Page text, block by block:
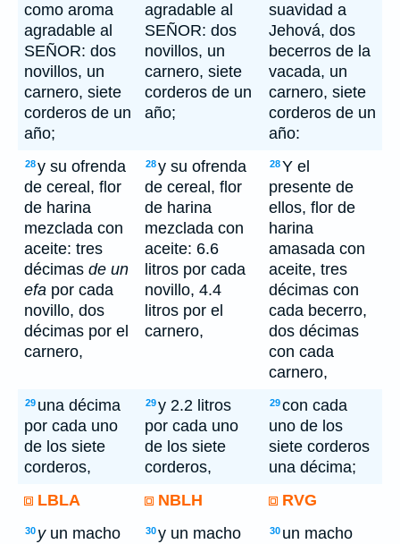
como aroma
agradable al
SEÑOR: dos
novillos, un
carnero, siete
corderos de un
año;
agradable al
SEÑOR: dos
novillos, un
carnero, siete
corderos de un
año;
suavidad a
Jehová, dos
becerros de la
vacada, un
carnero, siete
corderos de un
año:
28y su ofrenda
de cereal, flor
de harina
mezclada con
aceite: tres
décimas de un
efa por cada
novillo, dos
décimas por el
carnero,
28y su ofrenda
de cereal, flor
de harina
mezclada con
aceite: 6.6
litros por cada
novillo, 4.4
litros por el
carnero,
28Y el
presente de
ellos, flor de
harina
amasada con
aceite, tres
décimas con
cada becerro,
dos décimas
con cada
carnero,
29 una décima
por cada uno
de los siete
corderos,
29y 2.2 litros
por cada uno
de los siete
corderos,
29con cada
uno de los
siete corderos
una décima;
LBLA
NBLH RVG
30 yun macho
30y un macho
30 un macho